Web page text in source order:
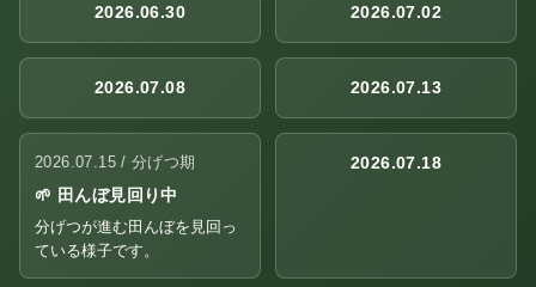
2026.06.30 2026.07.02
2026.07.08 2026.07.13
2026.07.15 / 分げつ期
🌱 田んぼ見回り中
分げつが進む田んぼを見回っ
ている様子です。
2026.07.18